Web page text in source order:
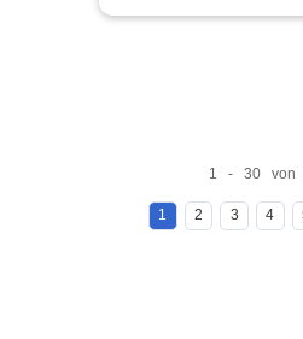
1 - 30 von
1 2 3 4